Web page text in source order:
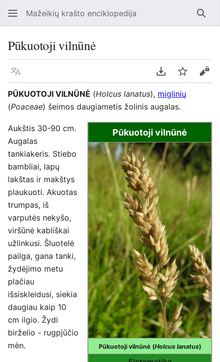
Mažeikių krašto enciklopedija
Pūkuotoji vilnūnė
Kalba Parsisiųsti kaip
Stebėti
PŪKUOTOJI VILNŪNĖ (Holcus lanatus), miglinių
(Poaceae) šeimos daugiametis žolinis augalas.
Pūkuotoji vilnūnė
Pūkuotoji vilnūnė (Holcus lanatus)
Aukštis 30-90 cm.
Augalas
tankiakeris. Stiebo
bambliai, lapų
lakštas ir makštys
plaukuoti. Akuotas
trumpas, iš
varputės nekyšo,
viršūnė kabliškai
užlinkusi. Šluotelė
pailga, gana tanki,
žydėjimo metu
plačiau
išsiskleidusi, siekia
daugiau kaip 10
cm ilgio. Žydi
birželio - rugpjūčio
mėn.